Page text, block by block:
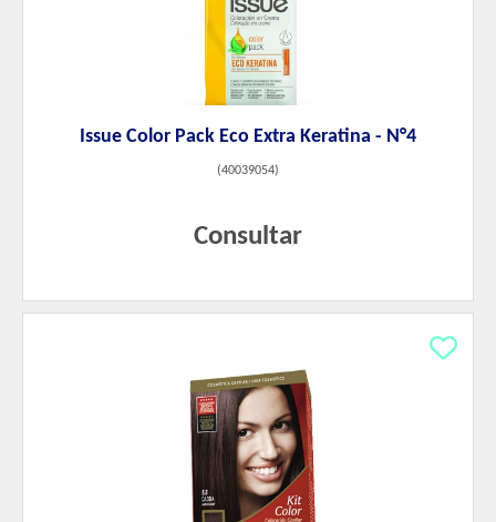
Issue Color Pack Eco Extra Keratina - N°4
(40039054)
Consultar